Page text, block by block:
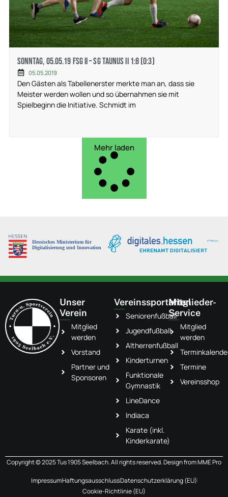
Sonntag, 05.05.19 FSG II – SG Taunus II 1:8 (0:3)
05.05.2019
Den Gästen als Tabellenerster merkte man an, dass sie
Meister werden wollen und so übernahmen sie mit
Spielbeginn die Initiative. Schmidt im
Mehr laden
Unser
Verein
Mitglied
werden
Vorstand
Partner und
Sponsoren
Vereinssportarten
Seniorenfußball
Jugendfußball
Altherrenfußball
Kinderturnen
Funktionale
Gymnastik
LineDance
Indiaca
Karate (inkl.
Kinderkarate)
Mitglieder-
Service
Mitglied
werden
Termine
Vereinsshop
Copyright © 2025 Tus 1905 Seelbach. All rights reserved. Design fromMME Pro
ImpressumHaftungsausschlussDatenschutzerklärung (EU)
Cookie-Richtlinie (EU)